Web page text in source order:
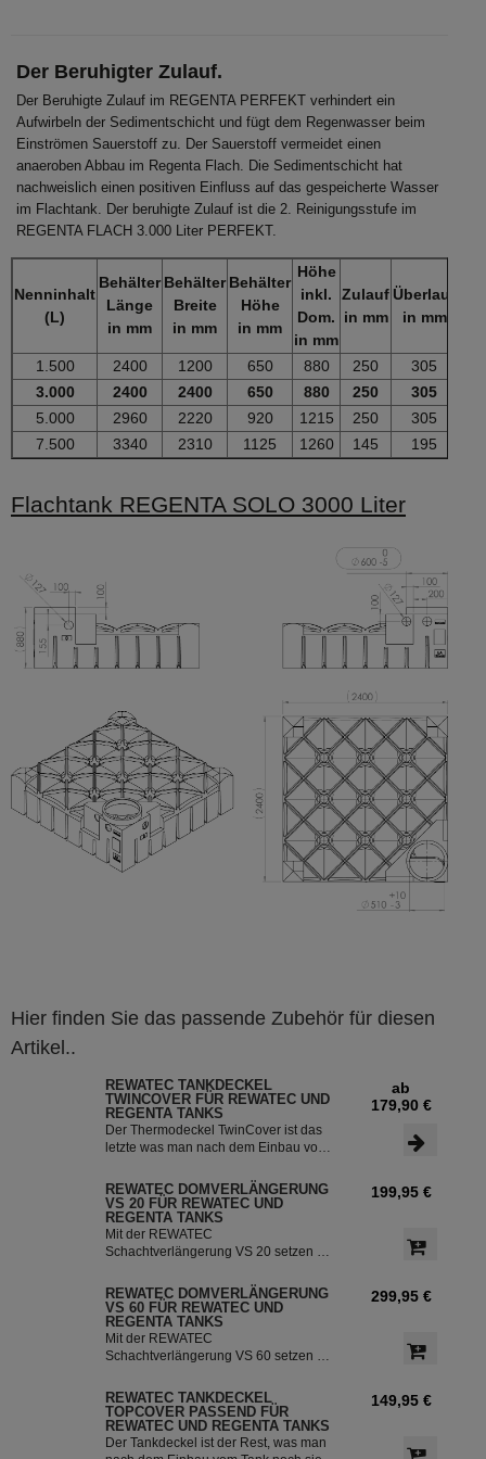
Der Beruhigter Zulauf.
Der Beruhigte Zulauf im REGENTA PERFEKT verhindert ein
Aufwirbeln der Sedimentschicht und fügt dem Regenwasser beim
Einströmen Sauerstoff zu. Der Sauerstoff vermeidet einen
anaeroben Abbau im Regenta Flach. Die Sedimentschicht hat
nachweislich einen positiven Einfluss auf das gespeicherte Wasser
im Flachtank. Der beruhigte Zulauf ist die 2. Reinigungsstufe im
REGENTA FLACH 3.000 Liter PERFEKT.
Nenninhalt
(L)
Behälter
Länge
in mm
Behälter
Breite
in mm
Behälter
Höhe
in mm
Höhe
inkl.
Dom.
in mm
Zulauf
in mm
Überlauf
in mm
1.500 2400 1200 650 880 250 305
3.000
2400 2400 650 880 250 305
5.000
2960 2220 920 1215 250 305
7.500
3340 2310 1125 1260 145 195
Flachtank REGENTA SOLO 3000 Liter
Hier finden Sie das passende Zubehör für diesen
Artikel..
REWATEC TANKDECKEL
TWINCOVER FÜR REWATEC UND
REGENTA TANKS
Der Thermodeckel TwinCover ist das
letzte was man nach dem Einbau vom
Erdreich funktioniert mit dem
Thermodeckel TwinCover kinderleicht
mit ein paar Handgriffen. Der
Tankdeckel sitzt verdreh sicher und
nahezu fugenlos auf dem
Eindringen von Schmutz. Der Optional
wählbare Wasseranschluss aus
hochwertigem Messing und klick-
System nach DIN 600 erleichtert Ihnen
das Gießen im Garten. ACHTUNG!
Verbindung mit einer Kunststoffzisterne
möglich. <br><br> <p style="font-size:
16px; background-color: yellow;">
<strong>Bitte beachten Sie: Bei
ab
179,90 €
REWATEC DOMVERLÄNGERUNG
VS 20 FÜR REWATEC UND
REGENTA TANKS
Mit der REWATEC
Schachtverlängerung VS 20 setzen Sie
Erdreich ein, um ihn besser vor der
Frostgefahr zu schützen. Die
Schachtverlängerung VS 20 passt auf
alle REWATEC Tank Typen und kann
optional mit einem Zwischenring
Kostenloser Versand ist nur in
Verbindung mit einer Kunststoffzisterne
möglich. <br><br> <p style="font-size:
16px; background-color: yellow;">
199,95 €
REWATEC DOMVERLÄNGERUNG
VS 60 FÜR REWATEC UND
REGENTA TANKS
Mit der REWATEC
Schachtverlängerung VS 60 setzen Sie
Erdreich ein, um ihn besser vor der
Frostgefahr zu schützen. Die
Schachtverlängerung VS 60 passt auf
alle REWATEC Tank Typen und kann
299,95 €
REWATEC TANKDECKEL
TOPCOVER PASSEND FÜR
REWATEC UND REGENTA TANKS
Der Tankdeckel ist der Rest, was man
149,95 €